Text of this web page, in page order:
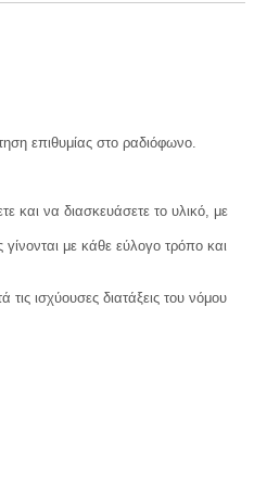
επιθυμίας στο ραδιόφωνο.
και να διασκευάσετε το υλικό, με
με κάθε εύλογο τρόπο και
ισχύουσες διατάξεις του νόμου